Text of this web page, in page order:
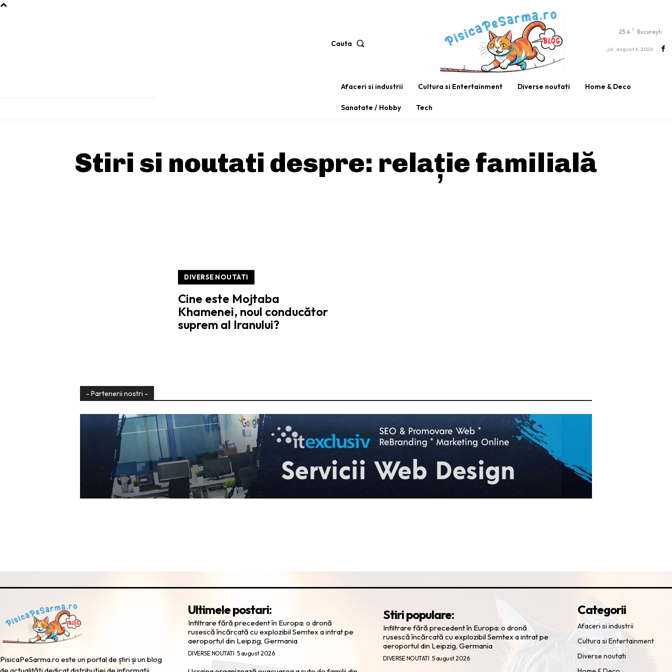
Cauta
25.4 C București
joi, august 6, 2026
Afaceri si industrii Cultura si Entertainment Diverse noutati Home & Deco
Sanatate / Hobby Tech
Stiri si noutati despre: relație familială
DIVERSE NOUTATI
Cine este Mojtaba
Khamenei, noul conducător
suprem al Iranului?
- Partenerii nostri -
PisicaPeSarma.ro este un portal de știri și un blog
Ultimele postari:
Infiltrare fără precedent în Europa: o dronă
rusescă încărcată cu explozibil Semtex a intrat pe
aeroportul din Leipzig, Germania
DIVERSE NOUTATI 5 august 2026
Stiri populare:
Infiltrare fără precedent în Europa: o dronă
rusescă încărcată cu explozibil Semtex a intrat pe
aeroportul din Leipzig, Germania
DIVERSE NOUTATI 5 august 2026
Categorii
Afaceri si industrii
Cultura si Entertainment
Diverse noutati